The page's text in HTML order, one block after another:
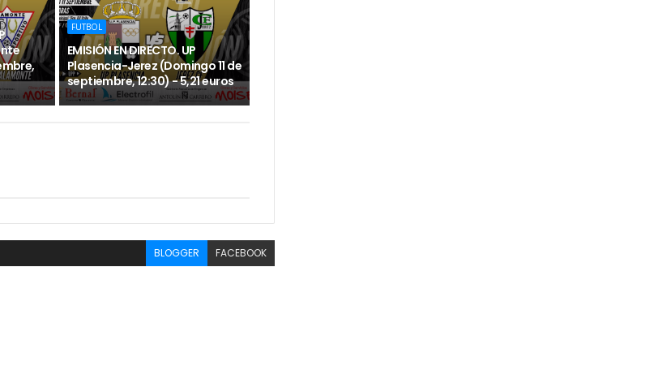
FUTBOL
EMISIÓN EN DIRECTO. UP
Plasencia-Jerez (Domingo 11 de
septiembre, 12:30) - 5,21 euros
BLOGGER FACEBOOK